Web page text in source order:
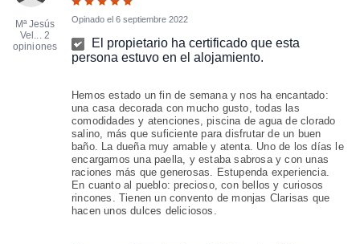
Mª Jesús
Vel... 2
opiniones
Opinado el 6 septiembre 2022
El propietario ha certificado que esta
persona estuvo en el alojamiento.
Hemos estado un fin de semana y nos ha encantado:
una casa decorada con mucho gusto, todas las
comodidades y atenciones, piscina de agua de clorado
salino, más que suficiente para disfrutar de un buen
baño. La dueña muy amable y atenta. Uno de los días le
encargamos una paella, y estaba sabrosa y con unas
raciones más que generosas. Estupenda experiencia.
En cuanto al pueblo: precioso, con bellos y curiosos
rincones. Tienen un convento de monjas Clarisas que
hacen unos dulces deliciosos.